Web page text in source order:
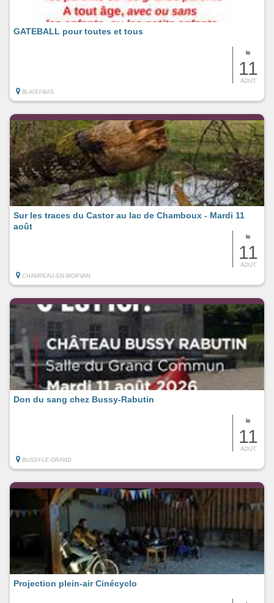
le
11
AOUT
GATEBALL pour toutes et tous
BLAISY-BAS
le
11
AOUT
Sur les traces du Castor au lac de Chamboux - Mardi 11
août
CHAMPEAU-EN-MORVAN
le
11
AOUT
Don du sang chez Bussy-Rabutin
BUSSY-LE-GRAND
Projection plein-air Cinécyclo